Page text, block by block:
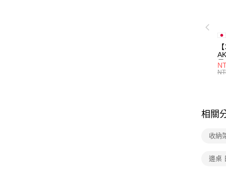
量
相關
收納
邊桌